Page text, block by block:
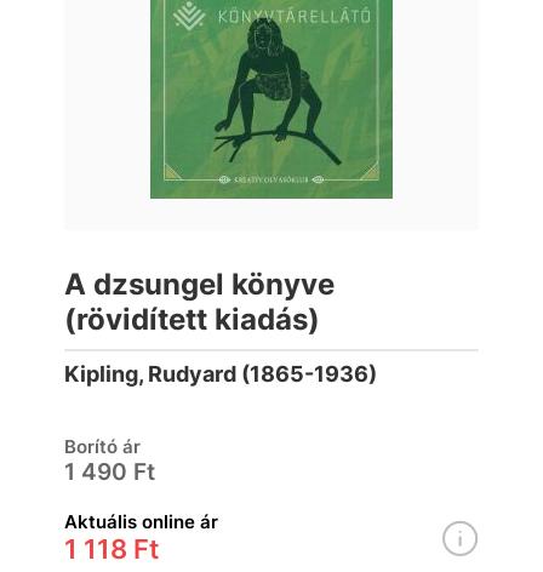
A dzsungel könyve
(rövidített kiadás)
Kipling, Rudyard (1865-1936)
Borító ár
1 490 Ft
Aktuális online ár
1 118 Ft